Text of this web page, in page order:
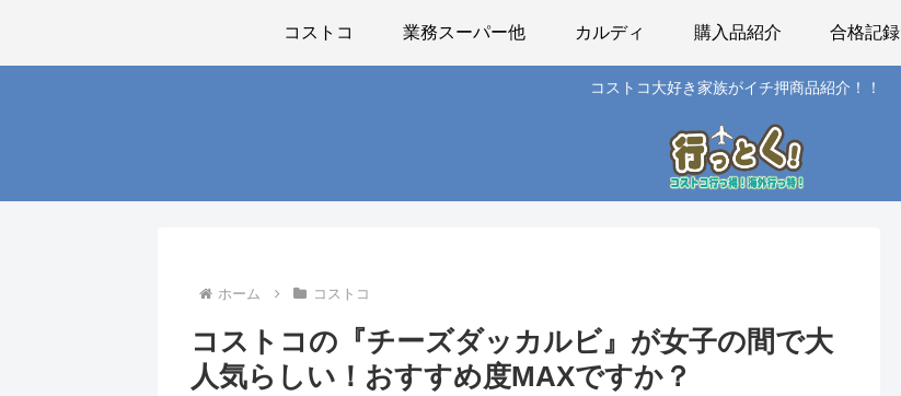
コストコ大好き家族がイチ押商品紹介！！
コストコ 業務スーパー他 カルディ 購入品紹介 合格記録
ホーム コストコ
コストコの『チーズダッカルビ』が女子の間で大
人気らしい！おすすめ度MAXですか？